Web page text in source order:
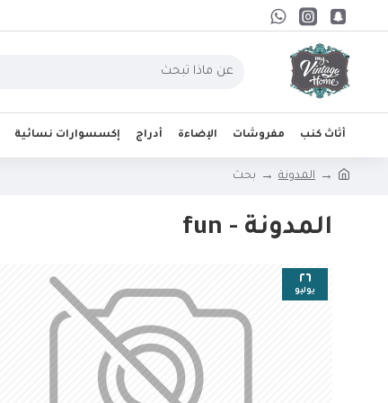
أثاث كنب مفروشات الإضاءة أدراج إكسسوارات نسائية
المدونة بحث
المدونة - fun
٢٦
يوليو